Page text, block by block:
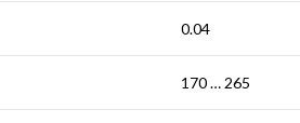
0.04
170 … 265